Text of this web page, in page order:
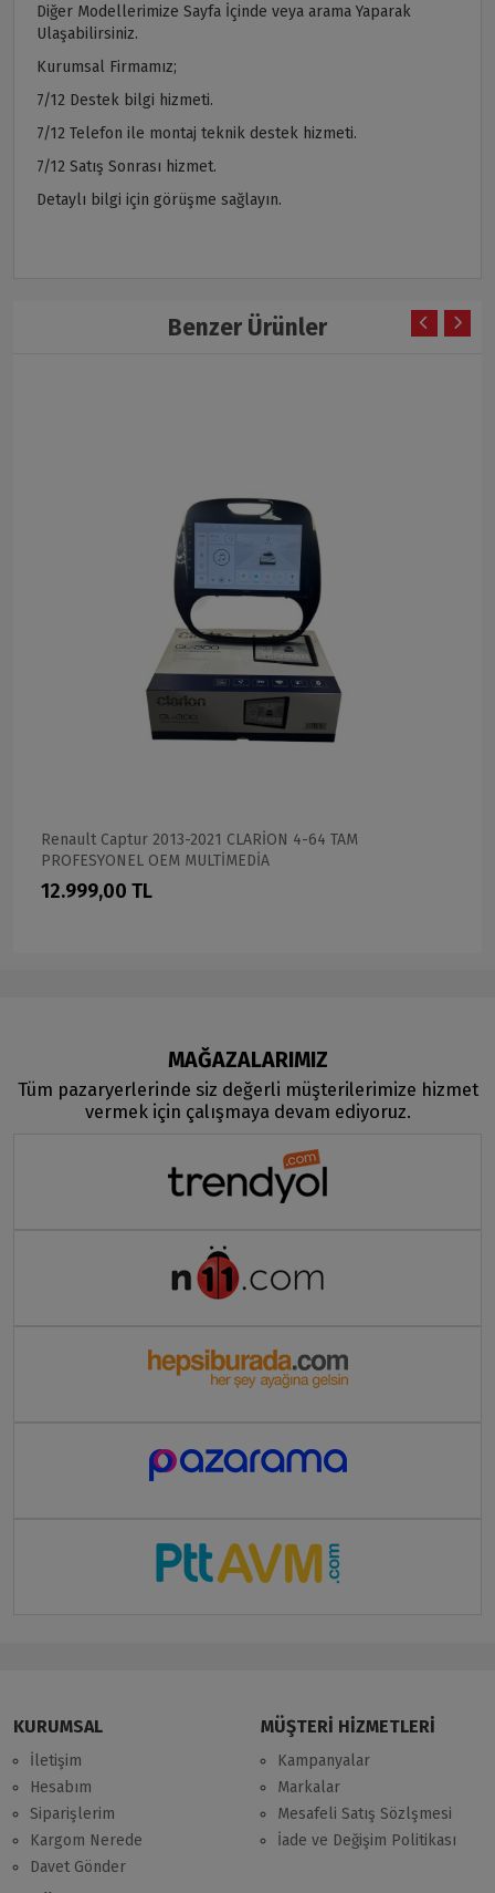
Diğer Modellerimize Sayfa İçinde veya arama Yaparak
Ulaşabilirsiniz.
Kurumsal Firmamız;
7/12 Destek bilgi hizmeti.
7/12 Telefon ile montaj teknik destek hizmeti.
7/12 Satış Sonrası hizmet.
Detaylı bilgi için görüşme sağlayın.
Benzer Ürünler
Renault Captur 2013-2021 CLARİON 4-64 TAM
PROFESYONEL OEM MULTİMEDİA
12.999,00 TL
MAĞAZALARIMIZ
Tüm pazaryerlerinde siz değerli müşterilerimize hizmet
vermek için çalışmaya devam ediyoruz.
KURUMSAL
İletişim
Hesabım
Siparişlerim
Kargom Nerede
Davet Gönder
MÜŞTERİ HİZMETLERİ
Kampanyalar
Markalar
Mesafeli Satış Sözlşmesi
İade ve Değişim Politikası